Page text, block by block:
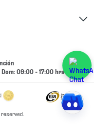
09:00 - 17:00 hrs